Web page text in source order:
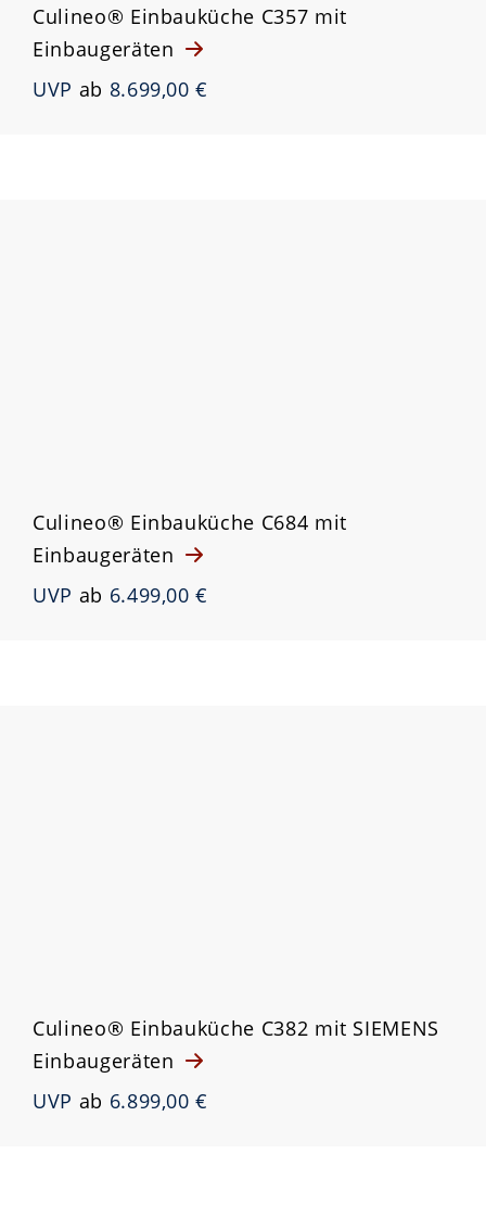
Culineo® Einbauküche C357 mit
Einbaugeräten
UVP ab 8.699,00 €
Culineo® Einbauküche C684 mit
Einbaugeräten
UVP ab 6.499,00 €
Culineo® Einbauküche C382 mit SIEMENS
Einbaugeräten
UVP ab 6.899,00 €